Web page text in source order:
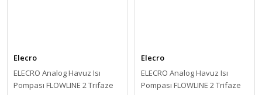
Elecro
ELECRO Analog Havuz Isı
Pompası FLOWLINE 2 Trifaze
Elecro
ELECRO Analog Havuz Isı
Pompası FLOWLINE 2 Trifaze